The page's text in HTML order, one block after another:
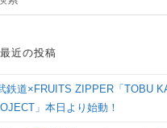
最近の投稿
鉄道×FRUITS ZIPPER「TOBU
」本日より始動！